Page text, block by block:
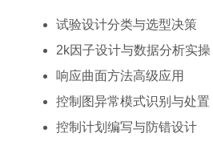
试验设计分类与选型决策
2k因子设计与数据分析实操
响应曲面方法高级应用
控制图异常模式识别与处置
控制计划编写与防错设计